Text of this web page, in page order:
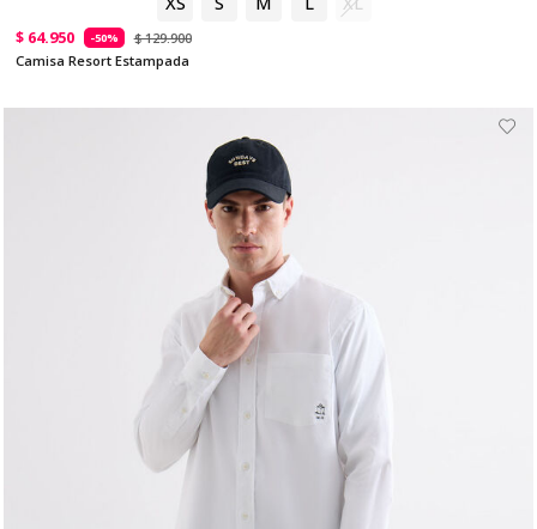
$ 64.950 -50%
$ 129.900
Camisa Resort Estampada